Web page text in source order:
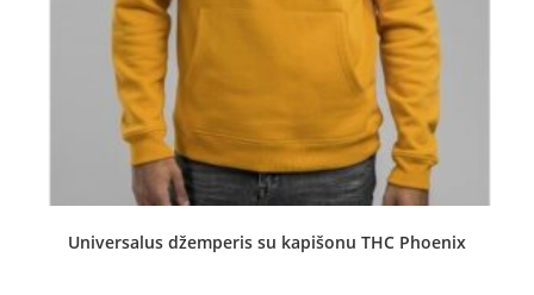
Universalus džemperis su kapišonu THC Phoenix